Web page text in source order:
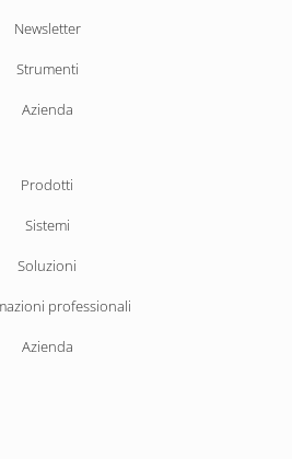
la
navigazione
Newsletter
Strumenti
Azienda
Prodotti
Sistemi
Soluzioni
professionali
Azienda